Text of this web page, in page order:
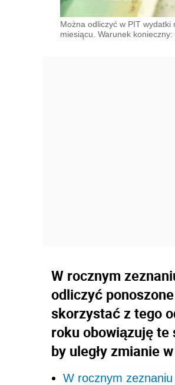
Można odliczyć w PIT wydatki
miesiącu. Warunek
W rocznym
odliczyć
skorzystać z tego
roku obowiązuję te
by uległy zmianie
W rocznym